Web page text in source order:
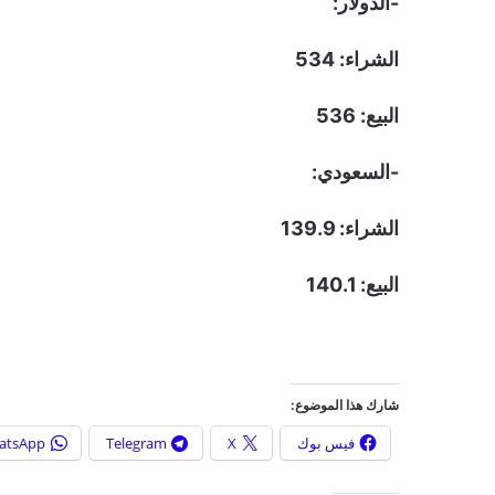
الشراء: 534
البيع: 536
-السعودي:
الشراء: 139.9
البيع: 140.1
شارك هذا الموضوع:
فيس بوك X
Telegram